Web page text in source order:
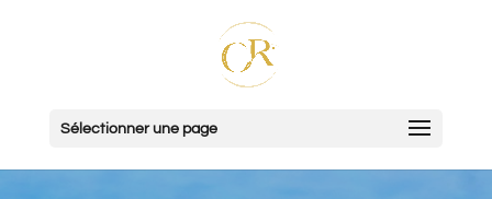
Sélectionner une page